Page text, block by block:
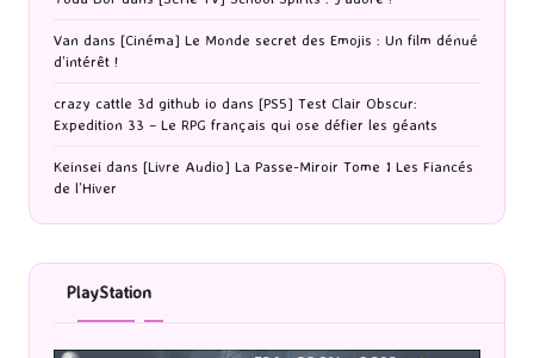
Van dans [Cinéma] Le Monde secret des Emojis : Un film dénué
d’intérêt !
crazy cattle 3d github io dans [PS5] Test Clair Obscur:
Expedition 33 – Le RPG français qui ose défier les géants
Keinsei dans [Livre Audio] La Passe-Miroir Tome 1 Les Fiancés
de l’Hiver
PlayStation